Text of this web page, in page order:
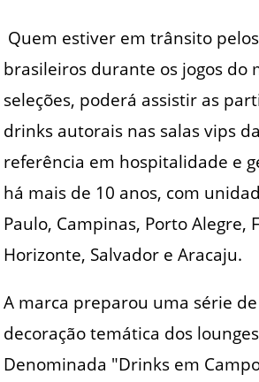
Quem estiver em trânsito
brasileiros durante os jogos do
seleções, poderá assistir as
drinks autorais nas salas vips
referência em hospitalidade e
há mais de 10 anos, com
Paulo, Campinas, Porto Alegre,
Horizonte, Salvador e Aracaju.
A marca preparou uma série
decoração temática dos
Denominada "Drinks em